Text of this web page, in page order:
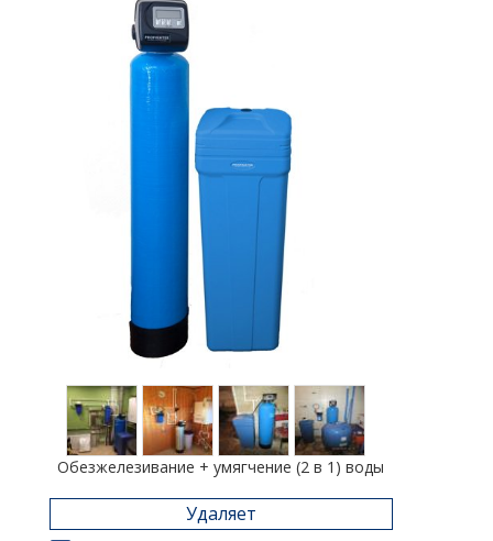
Обезжелезивание + умягчение (2 в 1) воды
Удаляет